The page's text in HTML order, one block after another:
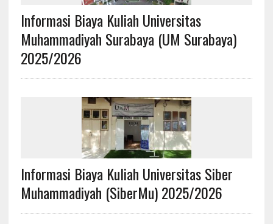
Informasi Biaya Kuliah Universitas
Muhammadiyah Surabaya (UM Surabaya)
2025/2026
Informasi Biaya Kuliah Universitas Siber
Muhammadiyah (SiberMu) 2025/2026